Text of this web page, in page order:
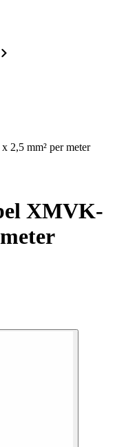
2,5 mm² per meter
XMVK-